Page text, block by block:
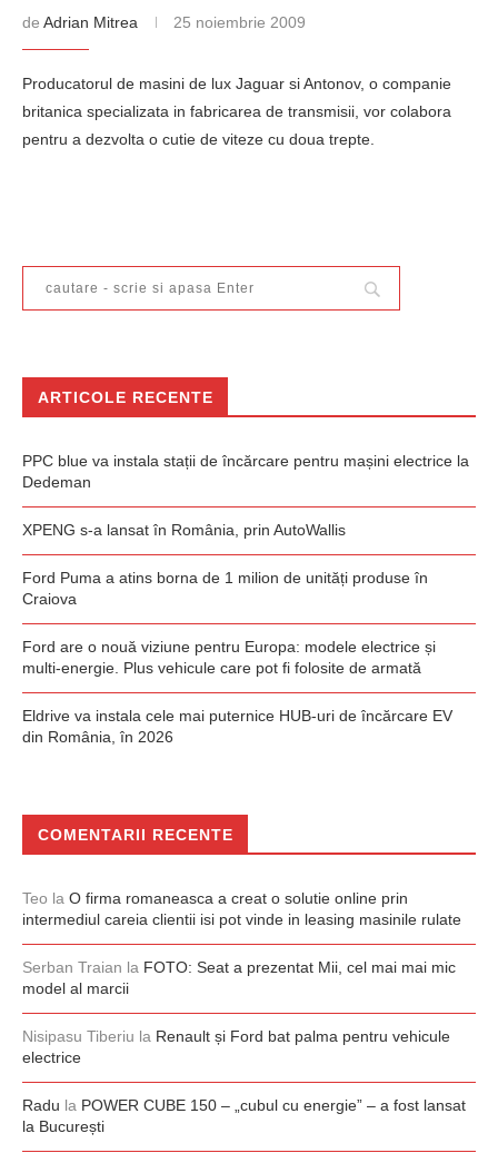
de Adrian Mitrea 25 noiembrie 2009
Producatorul de masini de lux Jaguar si Antonov, o companie
britanica specializata in fabricarea de transmisii, vor colabora
pentru a dezvolta o cutie de viteze cu doua trepte.
ARTICOLE RECENTE
PPC blue va instala stații de încărcare pentru mașini electrice la
Dedeman
XPENG s-a lansat în România, prin AutoWallis
Ford Puma a atins borna de 1 milion de unități produse în
Craiova
Ford are o nouă viziune pentru Europa: modele electrice și
multi-energie. Plus vehicule care pot fi folosite de armată
Eldrive va instala cele mai puternice HUB-uri de încărcare EV
din România, în 2026
COMENTARII RECENTE
Teo la O firma romaneasca a creat o solutie online prin
intermediul careia clientii isi pot vinde in leasing masinile rulate
Serban Traian la FOTO: Seat a prezentat Mii, cel mai mai mic
model al marcii
Nisipasu Tiberiu la Renault și Ford bat palma pentru vehicule
electrice
Radu la POWER CUBE 150 – „cubul cu energie” – a fost lansat
la București